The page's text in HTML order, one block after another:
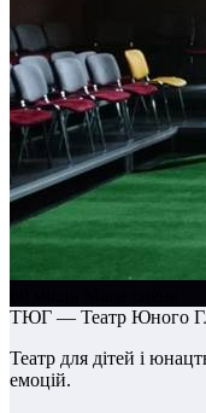
ТЮГ — Театр Юного
Театр для дітей і
емоцій.